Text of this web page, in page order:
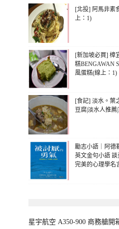
[北投] 阿馬非素
上：1)
[新加坡必買] 樟
糕BENGAWAN
風蛋糕(線上：1)
[食記] 淡水。葉
豆腐|淡水人推
勵志小語｜阿德
英文金句小語
完美的心理學名
星宇航空 A350-900 商務艙開